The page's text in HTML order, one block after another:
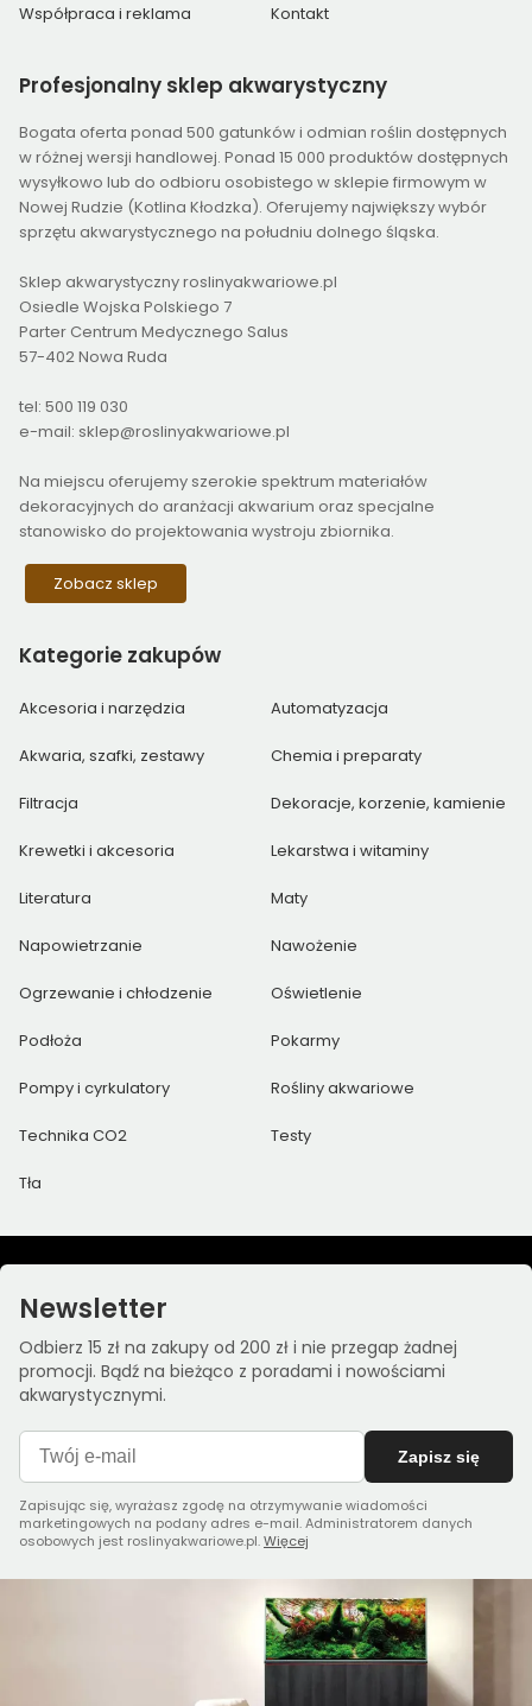
Współpraca i reklama Kontakt
Profesjonalny sklep akwarystyczny
Bogata oferta ponad 500 gatunków i odmian roślin dostępnych
w różnej wersji handlowej. Ponad 15 000 produktów dostępnych
wysyłkowo lub do odbioru osobistego w sklepie firmowym w
Nowej Rudzie (Kotlina Kłodzka). Oferujemy największy wybór
sprzętu akwarystycznego na południu dolnego śląska.
Sklep akwarystyczny roslinyakwariowe.pl
Osiedle Wojska Polskiego 7
Parter Centrum Medycznego Salus
57-402 Nowa Ruda
tel: 500 119 030
e-mail: sklep@roslinyakwariowe.pl
Na miejscu oferujemy szerokie spektrum materiałów
dekoracyjnych do aranżacji akwarium oraz specjalne
stanowisko do projektowania wystroju zbiornika.
Zobacz sklep
Kategorie zakupów
Akcesoria i narzędzia Automatyzacja
Akwaria, szafki, zestawy Chemia i preparaty
Filtracja Dekoracje, korzenie, kamienie
Krewetki i akcesoria Lekarstwa i witaminy
Literatura Maty
Napowietrzanie Nawożenie
Ogrzewanie i chłodzenie Oświetlenie
Podłoża Pokarmy
Pompy i cyrkulatory Rośliny akwariowe
Technika CO2 Testy
Tła
Newsletter
Odbierz 15 zł na zakupy od 200 zł i nie przegap żadnej
promocji. Bądź na bieżąco z poradami i nowościami
akwarystycznymi.
Zapisz się
Zapisując się, wyrażasz zgodę na otrzymywanie wiadomości
marketingowych na podany adres e-mail. Administratorem danych
osobowych jest roslinyakwariowe.pl.Więcej